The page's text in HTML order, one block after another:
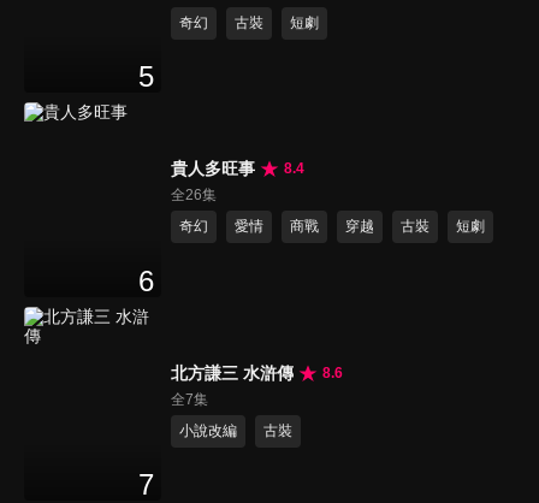
5
奇幻
古裝 短劇
6
貴人多旺事
8.4
全26集
奇幻
愛情 商戰 穿越 古裝 短劇
7
北方謙三 水滸傳
8.6
全7集
小說改編
古裝